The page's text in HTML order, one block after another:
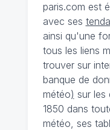
paris.com est
avec ses
ainsi qu'une
tous les liens
trouver sur
banque de
météo) sur les
1850 dans
météo, ses